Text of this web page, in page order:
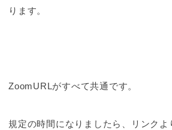
ります。
ZoomURLがすべて共通です。
規定の時間になりましたら、リンクよ